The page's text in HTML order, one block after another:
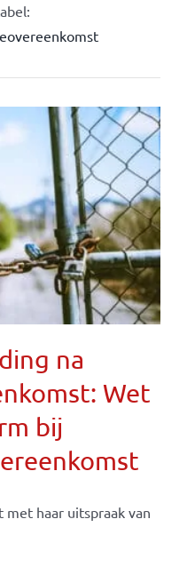
na
Wet
bij
met haar uitspraak van